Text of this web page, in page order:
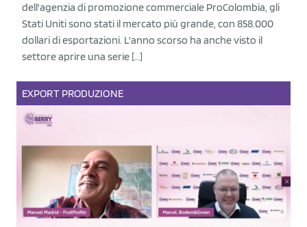
dell'agenzia di promozione commerciale ProColombia, gli
Stati Uniti sono stati il mercato più grande, con 858.000
dollari di esportazioni. L'anno scorso ha anche visto il
settore aprire una serie […]
EXPORT PRODUZIONE